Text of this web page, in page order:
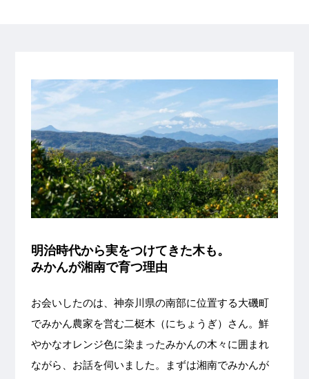
明治時代から実をつけてきた木も。
みかんが湘南で育つ理由
お会いしたのは、神奈川県の南部に位置する大磯町
でみかん農家を営む二梃木（にちょうぎ）さん。鮮
やかなオレンジ色に染まったみかんの木々に囲まれ
ながら、お話を伺いました。まずは湘南でみかんが